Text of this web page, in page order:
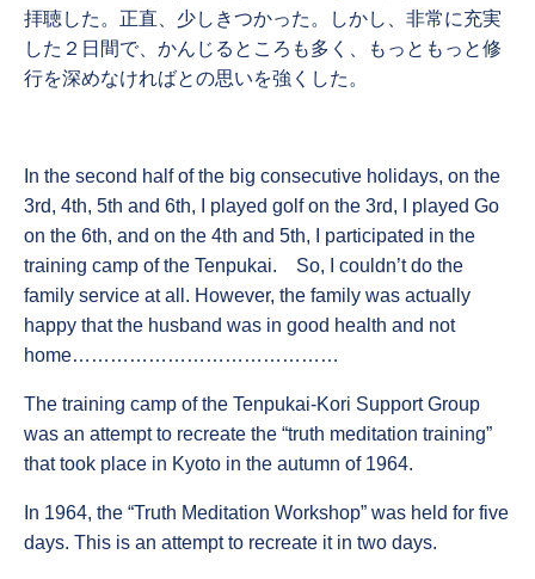
拝聴した。正直、少しきつかった。しかし、非常に充実
した２日間で、かんじるところも多く、もっともっと修
行を深めなければとの思いを強くした。
In the second half of the big consecutive holidays, on the
3rd, 4th, 5th and 6th, I played golf on the 3rd, I played Go
on the 6th, and on the 4th and 5th, I participated in the
training camp of the Tenpukai. So, I couldn’t do the
family service at all. However, the family was actually
happy that the husband was in good health and not
home……………………………………
The training camp of the Tenpukai-Kori Support Group
was an attempt to recreate the “truth meditation training”
that took place in Kyoto in the autumn of 1964.
In 1964, the “Truth Meditation Workshop” was held for five
days. This is an attempt to recreate it in two days.